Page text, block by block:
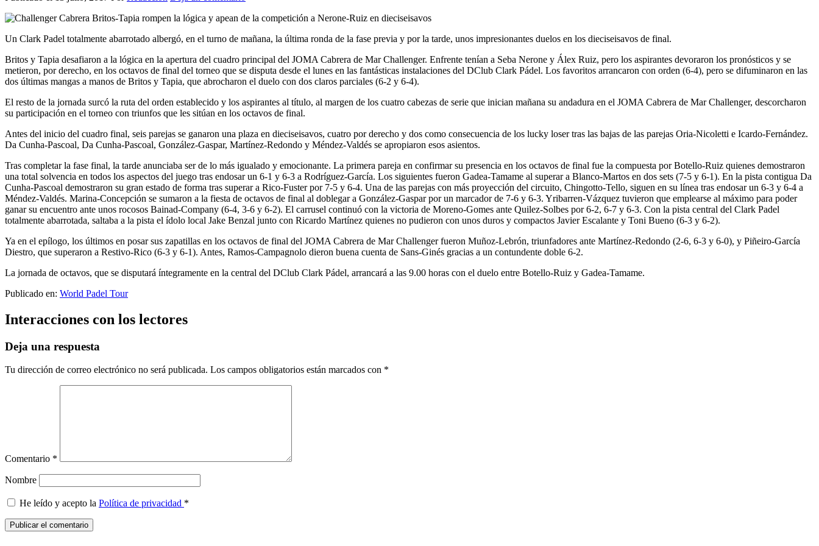
Un Clark Padel totalmente abarrotado albergó, en el turno de mañana, la última ronda de la fase previa y por la tarde, unos impresionantes duelos en los dieciseisavos de final.
Britos y Tapia desafiaron a la lógica en la apertura del cuadro principal del JOMA Cabrera de Mar Challenger. Enfrente tenían a Seba Nerone y Álex Ruiz, pero los aspirantes devoraron los pronósticos y se
metieron, por derecho, en los octavos de final del torneo que se disputa desde el lunes en las fantásticas instalaciones del DClub Clark Pádel. Los favoritos arrancaron con orden (6-4), pero se difuminaron en las
dos últimas mangas a manos de Britos y Tapia, que abrocharon el duelo con dos claros parciales (6-2 y 6-4).
El resto de la jornada surcó la ruta del orden establecido y los aspirantes al título, al margen de los cuatro cabezas de serie que inician mañana su andadura en el JOMA Cabrera de Mar Challenger, descorcharon
su participación en el torneo con triunfos que les sitúan en los octavos de final.
Antes del inicio del cuadro final, seis parejas se ganaron una plaza en dieciseisavos, cuatro por derecho y dos como consecuencia de los lucky loser tras las bajas de las parejas Oria-Nicoletti e Icardo-Fernández.
Da Cunha-Pascoal, Da Cunha-Pascoal, González-Gaspar, Martínez-Redondo y Méndez-Valdés se apropiaron esos asientos.
Tras completar la fase final, la tarde anunciaba ser de lo más igualado y emocionante. La primera pareja en confirmar su presencia en los octavos de final fue la compuesta por Botello-Ruiz quienes demostraron
una total solvencia en todos los aspectos del juego tras endosar un 6-1 y 6-3 a Rodríguez-García. Los siguientes fueron Gadea-Tamame al superar a Blanco-Martos en dos sets (7-5 y 6-1). En la pista contigua Da
Cunha-Pascoal demostraron su gran estado de forma tras superar a Rico-Fuster por 7-5 y 6-4. Una de las parejas con más proyección del circuito, Chingotto-Tello, siguen en su línea tras endosar un 6-3 y 6-4 a
Méndez-Valdés. Marina-Concepción se sumaron a la fiesta de octavos de final al doblegar a González-Gaspar por un marcador de 7-6 y 6-3. Yribarren-Vázquez tuvieron que emplearse al máximo para poder
ganar su encuentro ante unos rocosos Bainad-Company (6-4, 3-6 y 6-2). El carrusel continuó con la victoria de Moreno-Gomes ante Quilez-Solbes por 6-2, 6-7 y 6-3. Con la pista central del Clark Padel
totalmente abarrotada, saltaba a la pista el ídolo local Jake Benzal junto con Ricardo Martínez quienes no pudieron con unos duros y compactos Javier Escalante y Toni Bueno (6-3 y 6-2).
Ya en el epílogo, los últimos en posar sus zapatillas en los octavos de final del JOMA Cabrera de Mar Challenger fueron Muñoz-Lebrón, triunfadores ante Martínez-Redondo (2-6, 6-3 y 6-0), y Piñeiro-García
Diestro, que superaron a Restivo-Rico (6-3 y 6-1). Antes, Ramos-Campagnolo dieron buena cuenta de Sans-Ginés gracias a un contundente doble 6-2.
La jornada de octavos, que se disputará íntegramente en la central del DClub Clark Pádel, arrancará a las 9.00 horas con el duelo entre Botello-Ruiz y Gadea-Tamame.
Publicado en: World Padel Tour
Interacciones con los lectores
Deja una respuesta
Tu dirección de correo electrónico no será publicada. Los campos obligatorios están marcados con *
Comentario *
Nombre
He leído y acepto la Política de privacidad *